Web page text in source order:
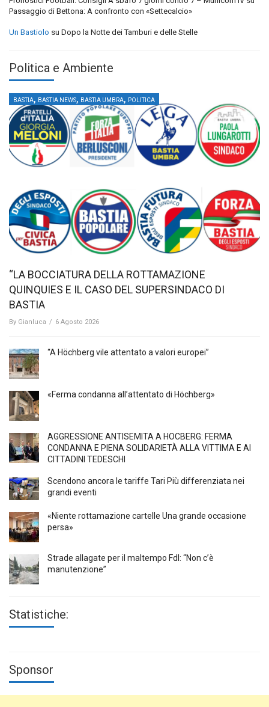
Passaggio di Bettona: A confronto con «Settecalcio»
Un Bastiolo su Dopo la Notte dei Tamburi e delle Stelle
Politica e Ambiente
BASTIA, BASTIA NEWS, BASTIA UMBRA, POLITICA
“LA BOCCIATURA DELLA ROTTAMAZIONE
QUINQUIES E IL CASO DEL SUPERSINDACO DI
BASTIA
By Gianluca / 6 Agosto 2026
“A Höchberg vile attentato a valori europei”
«Ferma condanna all’attentato di Höchberg»
AGGRESSIONE ANTISEMITA A HÖCBERG: FERMA
CONDANNA E PIENA SOLIDARIETÀ ALLA VITTIMA E AI
CITTADINI TEDESCHI
Scendono ancora le tariffe Tari Più differenziata nei
grandi eventi
«Niente rottamazione cartelle Una grande occasione
persa»
Strade allagate per il maltempo FdI: “Non c’è
manutenzione”
Statistiche:
Sponsor